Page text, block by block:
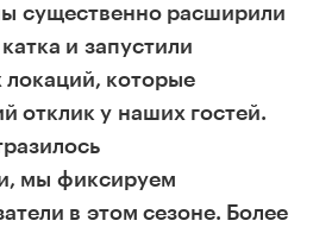
существенно расширили
и запустили
локаций, которые
отклик у наших гостей.
мы фиксируем
в этом сезоне. Более